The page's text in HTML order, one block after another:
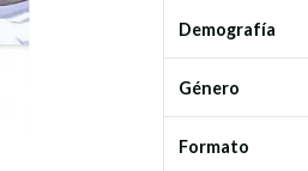
Demografía
Género
Formato